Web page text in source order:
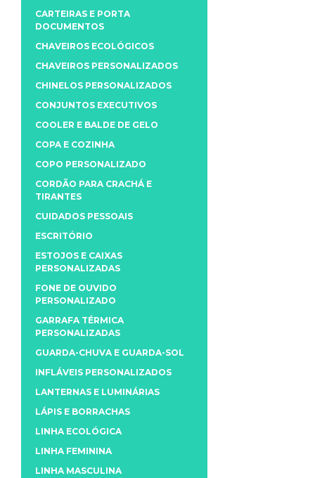
CARTEIRAS E PORTA
DOCUMENTOS
CHAVEIROS ECOLÓGICOS
CHAVEIROS PERSONALIZADOS
CHINELOS PERSONALIZADOS
CONJUNTOS EXECUTIVOS
COOLER E BALDE DE GELO
COPA E COZINHA
COPO PERSONALIZADO
CORDÃO PARA CRACHÁ E
TIRANTES
CUIDADOS PESSOAIS
ESCRITÓRIO
ESTOJOS E CAIXAS
PERSONALIZADAS
FONE DE OUVIDO
PERSONALIZADO
GARRAFA TÉRMICA
PERSONALIZADAS
GUARDA-CHUVA E GUARDA-SOL
INFLÁVEIS PERSONALIZADOS
LANTERNAS E LUMINÁRIAS
LÁPIS E BORRACHAS
LINHA ECOLÓGICA
LINHA FEMININA
LINHA MASCULINA